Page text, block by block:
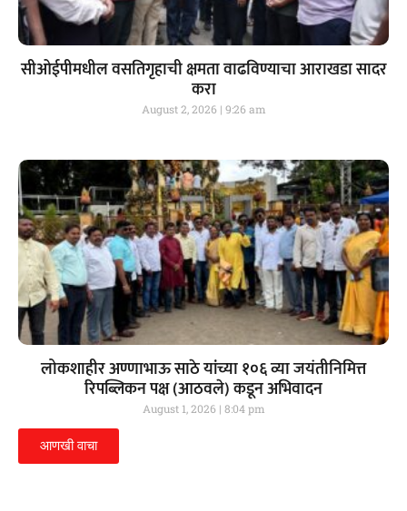
सीओईपीमधील वसतिगृहाची क्षमता वाढविण्याचा आराखडा सादर
करा
August 2, 2026 9:26 am
लोकशाहीर अण्णाभाऊ साठे यांच्या १०६ व्या जयंतीनिमित्त
रिपब्लिकन पक्ष (आठवले) कडून अभिवादन
August 1, 2026 8:04 pm
आणखी वाचा